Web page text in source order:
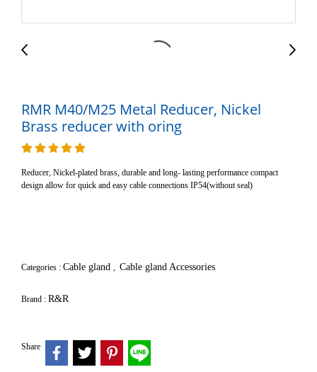
RMR M40/M25 Metal Reducer, Nickel
Brass reducer with oring
Reducer, Nickel-plated brass, durable and long- lasting performance compact
design allow for quick and easy cable connections IP54(without seal)
Categories : Cable gland , Cable gland Accessories
Brand : R&R
Share